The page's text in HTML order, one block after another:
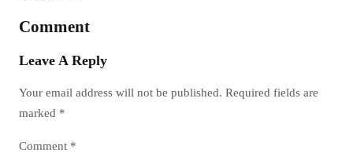
Comment
Leave A Reply
Your email address will not be published. Required fields are
marked *
Comment *